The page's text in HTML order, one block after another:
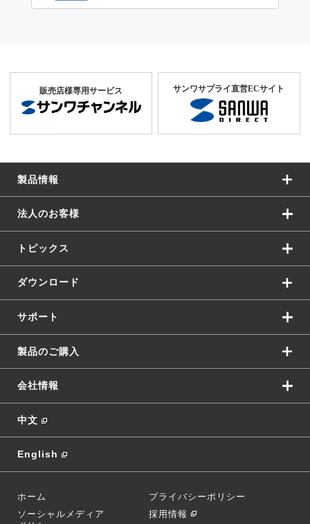
販売店様専用サービス サンワサプライ直営ECサイト
製品情報
法人のお客様
トピックス
ダウンロード
サポート
製品のご購入
会社情報
中文
English
ホーム
プライバシーポリシー
ソーシャルメディア
採用情報